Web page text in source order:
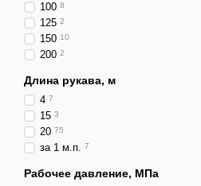
100 8
125 2
150 10
200 2
Длина рукава, м
4 7
15 3
20 75
за 1 м.п. 7
Рабочее давление, МПа